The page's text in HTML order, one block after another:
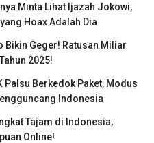
Minta Lihat Ijazah Jokowi,
Hoax Adalah Dia
Bikin Geger! Ratusan Miliar
2025!
Palsu Berkedok Paket, Modus
Indonesia
Tajam di Indonesia,
Online!